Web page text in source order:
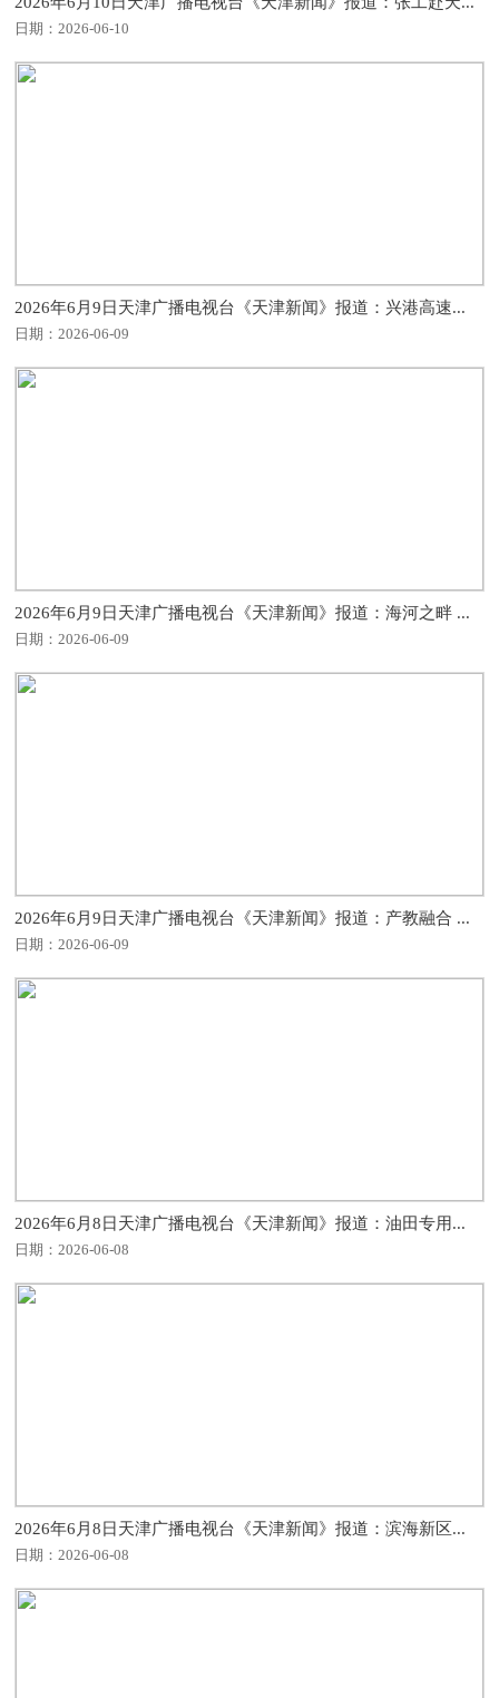
日期：2026-06-10
2026年6月9日天津广播电视台《天津新闻》报道：兴港高速...
日期：2026-06-09
2026年6月9日天津广播电视台《天津新闻》报道：海河之畔 ...
日期：2026-06-09
2026年6月9日天津广播电视台《天津新闻》报道：产教融合 ...
日期：2026-06-09
2026年6月8日天津广播电视台《天津新闻》报道：油田专用...
日期：2026-06-08
2026年6月8日天津广播电视台《天津新闻》报道：滨海新区...
日期：2026-06-08